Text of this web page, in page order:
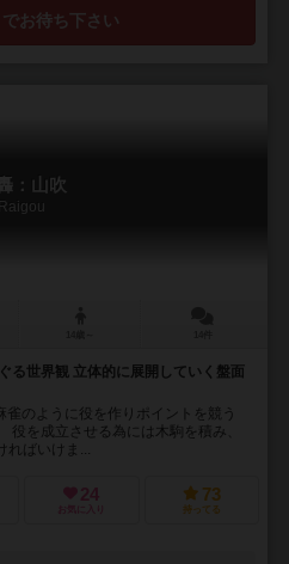
お待ち下さい
：山吹
Raigou
る世界観 立体的に展開していく盤面
のように役を作りポイントを競う
役を成立させる為には木駒を積み、
ればいけま...
24
お気に入り
73
持ってる